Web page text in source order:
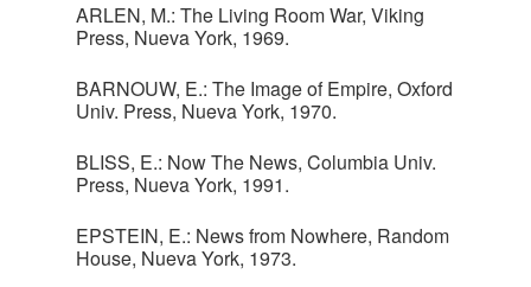
ARLEN, M.: The Living Room War, Viking
Press, Nueva York, 1969.
BARNOUW, E.: The Image of Empire, Oxford
Univ. Press, Nueva York, 1970.
BLISS, E.: Now The News, Columbia Univ.
Press, Nueva York, 1991.
EPSTEIN, E.: News from Nowhere, Random
House, Nueva York, 1973.